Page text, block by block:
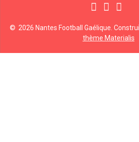
© 2026 Nantes Football Gaélique.
thème Materialis